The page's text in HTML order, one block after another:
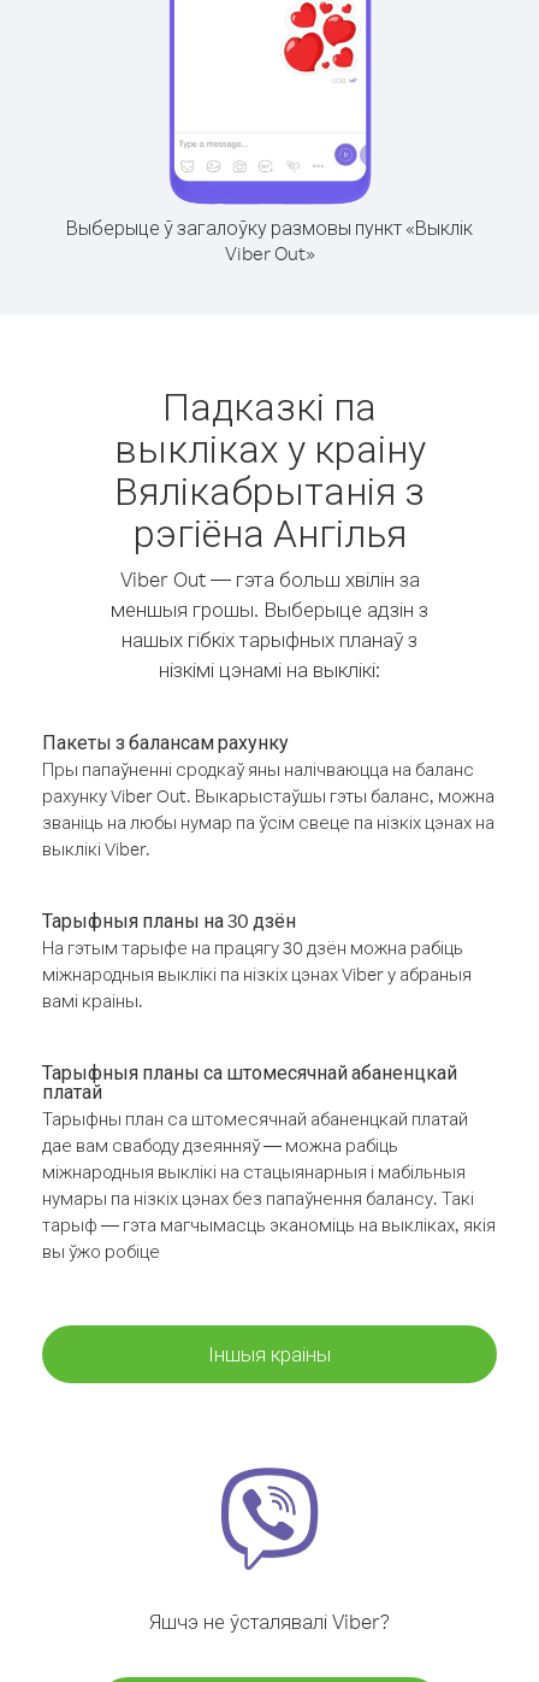
Выберыце ў загалоўку размовы пункт «Выклік
Viber Out»
Падказкі па
выкліках у краіну
Вялікабрытанія з
рэгіёна Ангілья
Viber Out — гэта больш хвілін за
меншыя грошы. Выберыце адзін з
нашых гібкіх тарыфных планаў з
нізкімі цэнамі на выклікі:
Пакеты з балансам рахунку
Пры папаўненні сродкаў яны налічваюцца на баланс
рахунку Viber Out. Выкарыстаўшы гэты баланс, можна
званіць на любы нумар па ўсім свеце па нізкіх цэнах на
выклікі Viber.
Тарыфныя планы на 30 дзён
На гэтым тарыфе на працягу 30 дзён можна рабіць
міжнародныя выклікі па нізкіх цэнах Viber у абраныя
вамі краіны.
Тарыфныя планы са штомесячнай абаненцкай
платай
Тарыфны план са штомесячнай абаненцкай платай
дае вам свабоду дзеянняў — можна рабіць
міжнародныя выклікі на стацыянарныя і мабільныя
нумары па нізкіх цэнах без папаўнення балансу. Такі
тарыф — гэта магчымасць эканоміць на выкліках, якія
вы ўжо робіце
Іншыя краіны
Яшчэ не ўсталявалі Viber?